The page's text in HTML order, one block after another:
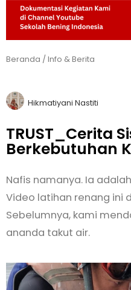
Beranda /Info & Berita
Hikmatiyani Nastiti
TRUST_Cerita
Berkebutuhan
Nafis namanya. Ia
Video latihan renang ini
Sebelumnya, kami
ananda takut air.